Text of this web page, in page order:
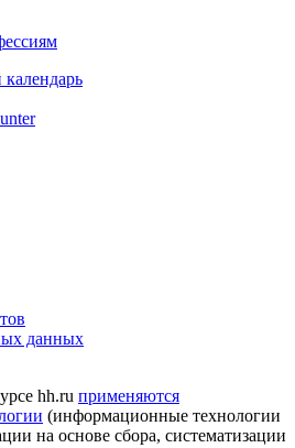
данных
hh.ru применяются
(информационные технологии
на основе сбора, систематизации